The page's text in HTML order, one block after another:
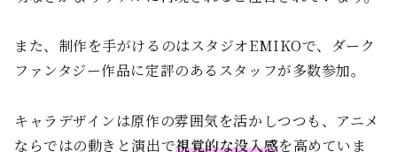
また、制作を手がけるのはスタジオEMIKOで、ダーク
ファンタジー作品に定評のあるスタッフが多数参加。
キャラデザインは原作の雰囲気を活かしつつも、アニメ
ならではの動きと演出で視覚的な没入感を高めていま